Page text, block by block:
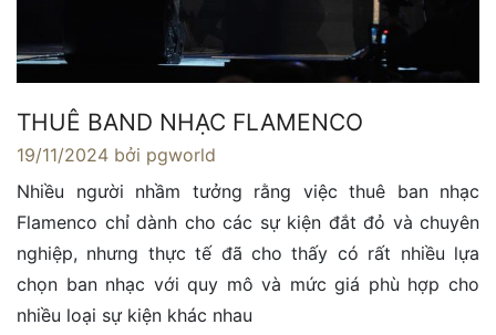
THUÊ BAND NHẠC FLAMENCO
19/11/2024 bởi pgworld
Nhiều người nhầm tưởng rằng việc thuê ban nhạc
Flamenco chỉ dành cho các sự kiện đắt đỏ và chuyên
nghiệp, nhưng thực tế đã cho thấy có rất nhiều lựa
chọn ban nhạc với quy mô và mức giá phù hợp cho
nhiều loại sự kiện khác nhau